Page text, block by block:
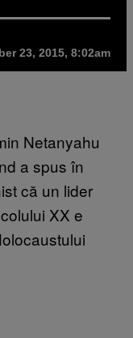
23, 2015, 8:02am
Netanyahu
a spus în
că un lider
XX e